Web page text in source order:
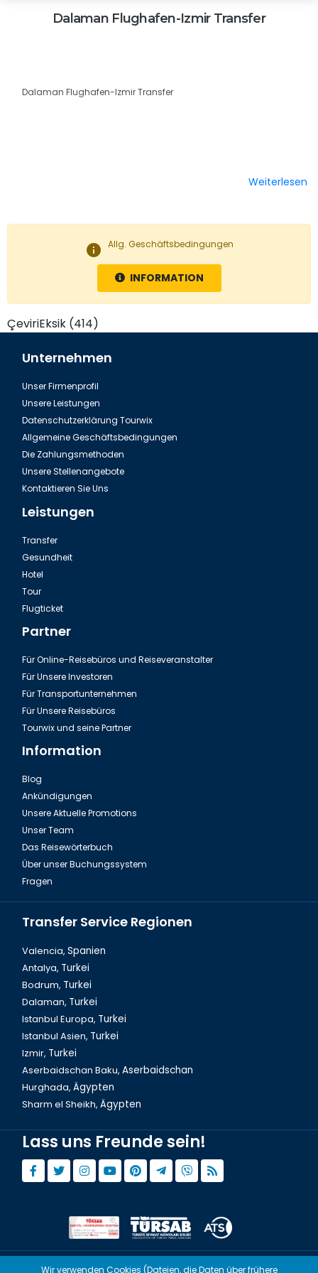
Dalaman Flughafen-Izmir Transfer
Dalaman Flughafen-Izmir Transfer
Weiterlesen
info Allg. Geschäftsbedingungen
INFORMATION
ÇeviriEksik (414)
Unternehmen
Unser Firmenprofil
Unsere Leistungen
Datenschutzerklärung Tourwix
Allgemeine Geschäftsbedingungen
Die Zahlungsmethoden
Unsere Stellenangebote
Kontaktieren Sie Uns
Leistungen
Transfer
Gesundheit
Hotel
Tour
Flugticket
Partner
Für Online-Reisebüros und Reiseveranstalter
Für Unsere Investoren
Für Transportunternehmen
Für Unsere Reisebüros
Tourwix und seine Partner
Information
Blog
Ankündigungen
Unsere Aktuelle Promotions
Unser Team
Das Reisewörterbuch
Über unser Buchungssystem
Fragen
Transfer Service Regionen
Valencia, Spanien
Antalya, Turkei
Bodrum, Turkei
Dalaman, Turkei
Istanbul Europa, Turkei
Istanbul Asien, Turkei
Izmir, Turkei
Aserbaidschan Baku, Aserbaidschan
Hurghada, Ägypten
Sharm el Sheikh, Ägypten
Lass uns Freunde sein!
Wir verwenden Cookies (Dateien, die Daten über frühere